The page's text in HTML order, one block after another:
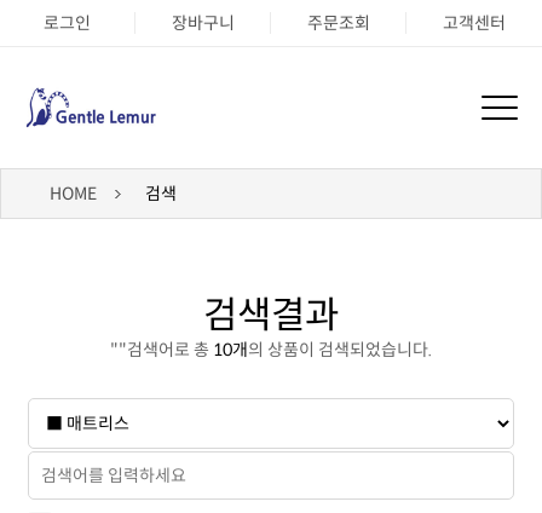
로그인 장바구니 주문조회 고객센터
HOME 검색
검색결과
""검색어로 총 10개의 상품이 검색되었습니다.